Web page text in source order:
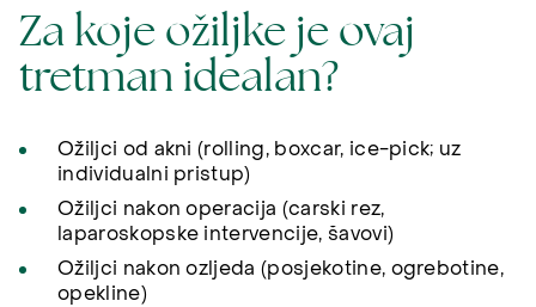
Za koje ožiljke je ovaj
tretman idealan?
Ožiljci od akni (rolling, boxcar, ice-pick; uz
individualni pristup)
Ožiljci nakon operacija (carski rez,
laparoskopske intervencije, šavovi)
Ožiljci nakon ozljeda (posjekotine, ogrebotine,
opekline)